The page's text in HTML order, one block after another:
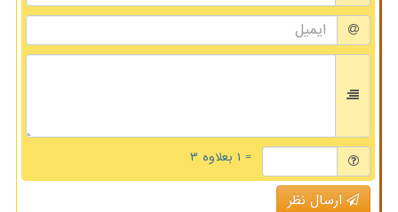
= ۱ بعلاوه ۳
ارسال نظر